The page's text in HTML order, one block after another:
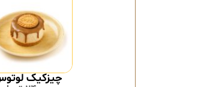
چیزکیک